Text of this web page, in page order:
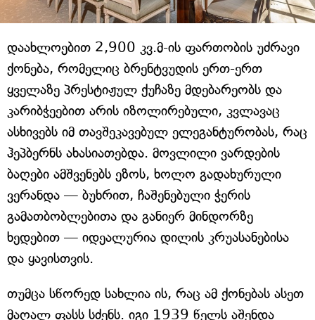
დაახლოებით 2,900 კვ.მ-ის ფართობის უძრავი
ქონება, რომელიც ბრენტვუდის ერთ-ერთ
ყველაზე პრესტიჟულ ქუჩაზე მდებარეობს და
კარიბჭეებით არის იზოლირებული, კვლავაც
ასხივებს იმ თავშეკავებულ ელეგანტურობას, რაც
ჰეპბერნს ახასიათებდა. მოვლილი ვარდების
ბაღები ამშვენებს ეზოს, ხოლო გადახურული
ვერანდა — ბუხრით, ჩაშენებული ჭერის
გამათბობლებითა და განიერ მინდორზე
ხედებით — იდეალურია დილის კრუასანებისა
და ყავისთვის.
თუმცა სწორედ სახლია ის, რაც ამ ქონებას ასეთ
მაღალ ფასს სძენს. იგი 1939 წელს აშენდა